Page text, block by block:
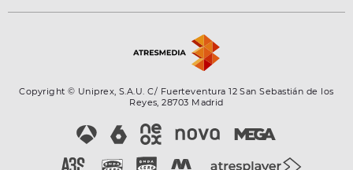
Copyright © Uniprex, S.A.U. C/ Fuerteventura 12 San Sebastián de los
Reyes, 28703 Madrid